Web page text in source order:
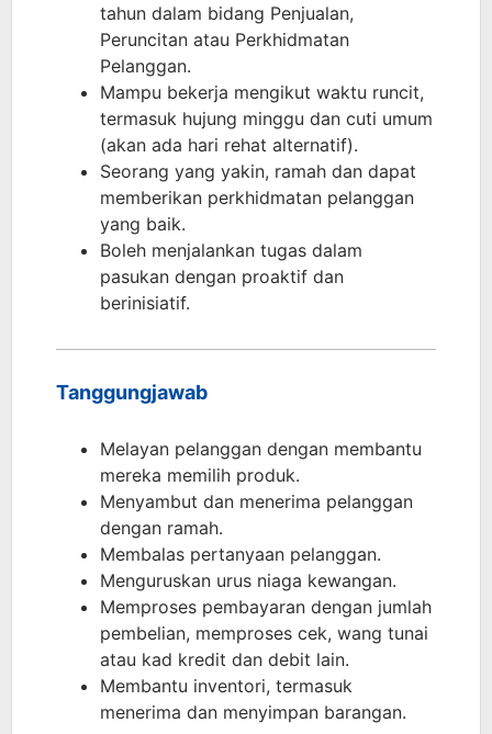
tahun dalam bidang Penjualan,
Peruncitan atau Perkhidmatan
Pelanggan.
Mampu bekerja mengikut waktu runcit,
termasuk hujung minggu dan cuti umum
(akan ada hari rehat alternatif).
Seorang yang yakin, ramah dan dapat
memberikan perkhidmatan pelanggan
yang baik.
Boleh menjalankan tugas dalam
pasukan dengan proaktif dan
berinisiatif.
Tanggungjawab
Melayan pelanggan dengan membantu
mereka memilih produk.
Menyambut dan menerima pelanggan
dengan ramah.
Membalas pertanyaan pelanggan.
Menguruskan urus niaga kewangan.
Memproses pembayaran dengan jumlah
pembelian, memproses cek, wang tunai
atau kad kredit dan debit lain.
Membantu inventori, termasuk
menerima dan menyimpan barangan.